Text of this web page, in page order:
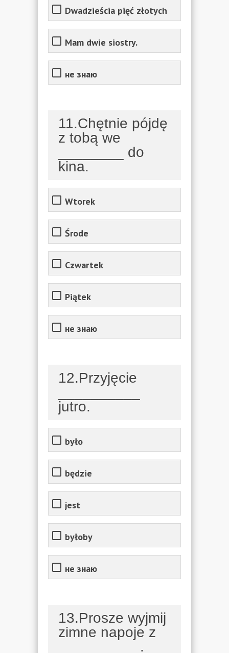
Dwadzieścia pięć złotych
Mam dwie siostry.
не знаю
11.Chętnie pójdę
z tobą we
________ do
kina.
Wtorek
Środe
Czwartek
Piątek
не знаю
12.Przyjęcie
jutro.
było
będzie
jest
byłoby
не знаю
13.Prosze wyjmij
zimne napoje z
__________.